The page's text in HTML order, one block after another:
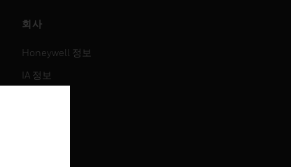
회사
Honeywell 정보
IA 정보